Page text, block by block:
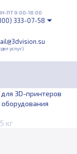
услуг)
ПТ 9:00-18:00
333-07-58
3D-принтеров
кг